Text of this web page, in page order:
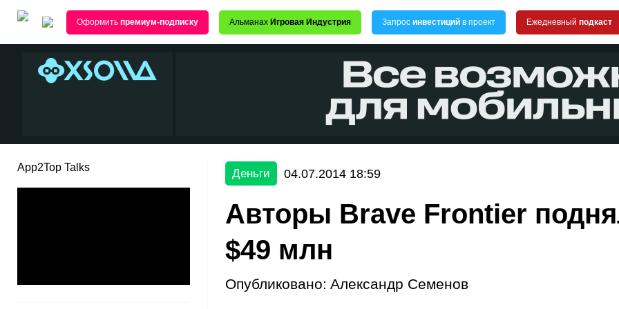
Оформить премиум-подписку Альманах Игровая Индустрия Запрос инвестиций в проект Ежедневный подкаст
App2Top Talks Деньги 04.07.2014 18:59
Авторы Brave Frontier
$49 млн
Опубликовано: Александр Семенов